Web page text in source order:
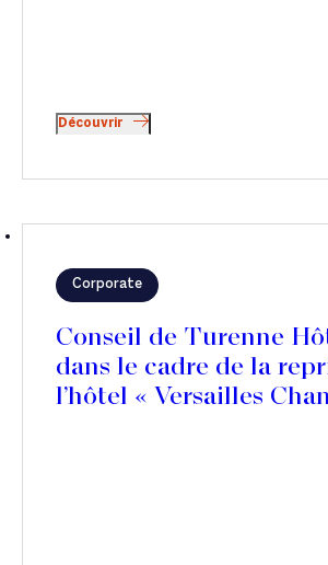
Découvrir
Corporate
Conseil de Turenne
dans le cadre de la
l’hôtel « Versailles